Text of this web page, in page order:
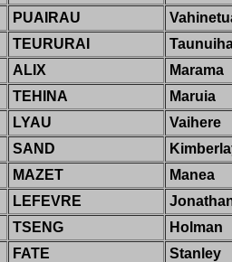
PUAIRAU
TEURURAI
ALIX
Marama
TEHINA
Maruia
LYAU
Vaihere
SAND
MAZET
Manea
LEFEVRE
TSENG
Holman
FATE
Stanley